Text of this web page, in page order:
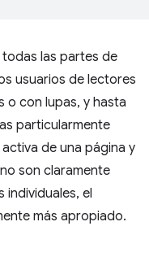
las partes de
usuarios de lectores
o con lupas, y hasta
particularmente
de una página y
son claramente
individuales, el
más apropiado.